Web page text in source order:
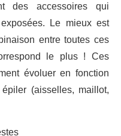
des accessoires qui
Le mieux est
entre toutes ces
le plus ! Ces
évoluer en fonction
(aisselles, maillot,